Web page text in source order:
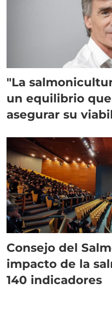
"La
un equilibrio
asegurar su
Consejo del
impacto de la
140 indicadores